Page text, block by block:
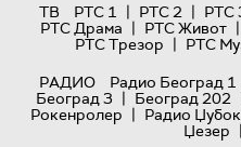
ТВ
РТС 1 | РТС 2 | РТС
РТС Драма | РТС Живот |
РТС Трезор | РТС
РАДИО
Радио Београд 1
Београд 3 | Београд 202
Рокенролер | Радио
Џезер |